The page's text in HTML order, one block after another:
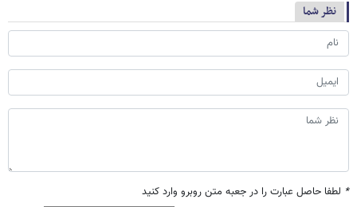
نظر شما
* لطفا حاصل عبارت را در جعبه متن روبرو وارد کنید